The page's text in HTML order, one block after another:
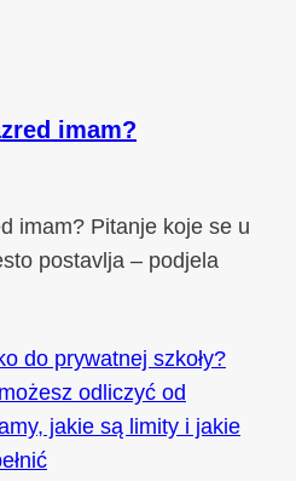
imam?
imam? Pitanje koje se u
postavlja – podjela